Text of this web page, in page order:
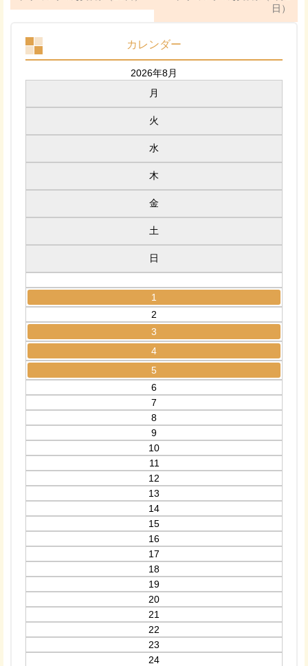
日）
カレンダー
2026年8月
月
火
水
木
金
土
日
1
2
3
4
5
6
7
8
9
10
11
12
13
14
15
16
17
18
19
20
21
22
23
24